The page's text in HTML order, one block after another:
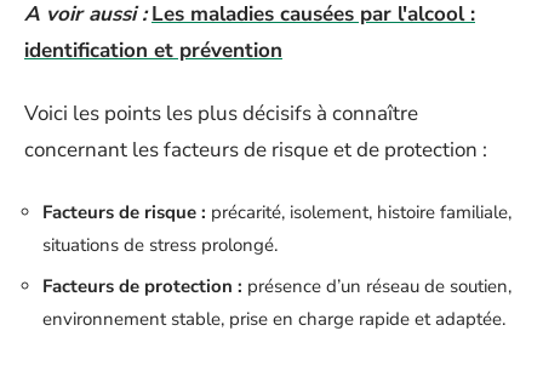
A voir aussi : Les maladies causées par l'alcool :
identification et prévention
Voici les points les plus décisifs à connaître
concernant les facteurs de risque et de protection :
Facteurs de risque : précarité, isolement, histoire familiale,
situations de stress prolongé.
Facteurs de protection : présence d’un réseau de soutien,
environnement stable, prise en charge rapide et adaptée.